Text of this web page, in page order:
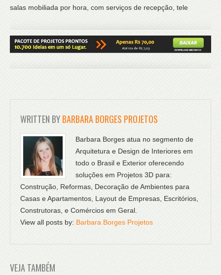
salas mobiliada por hora, com serviços de recepção, tele
WRITTEN BYBARBARA BORGES PROJETOS
Barbara Borges atua no segmento de
Arquitetura e Design de Interiores em
todo o Brasil e Exterior oferecendo
soluções em Projetos 3D para:
Construção, Reformas, Decoração de Ambientes para
Casas e Apartamentos, Layout de Empresas, Escritórios,
Construtoras, e Comércios em Geral.
View all posts by: Barbara Borges Projetos
VEJA TAMBÉM